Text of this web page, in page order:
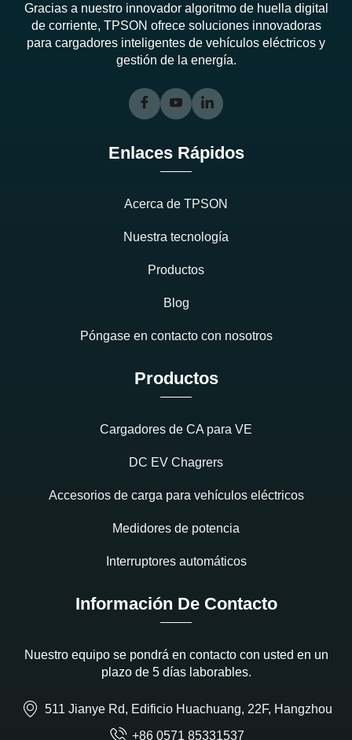
Gracias a nuestro innovador algoritmo de huella digital
de corriente, TPSON ofrece soluciones innovadoras
para cargadores inteligentes de vehículos eléctricos y
gestión de la energía.
Enlaces Rápidos
Acerca de TPSON
Nuestra tecnología
Productos
Blog
Póngase en contacto con nosotros
Productos
Cargadores de CA para VE
DC EV Chagrers
Accesorios de carga para vehículos eléctricos
Medidores de potencia
Interruptores automáticos
Información De Contacto
Nuestro equipo se pondrá en contacto con usted en un
plazo de 5 días laborables.
511 Jianye Rd, Edificio Huachuang, 22F, Hangzhou
+86 0571 85331537